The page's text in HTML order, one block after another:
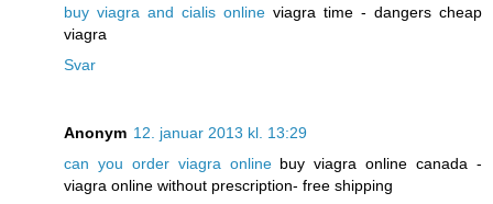
buy viagra and cialis online viagra time - dangers cheap
viagra
Svar
Anonym 12. januar 2013 kl. 13:29
can you order viagra onlinebuy viagra online canada -
viagra online without prescription- free shipping